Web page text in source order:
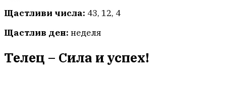
Щастливи числа: 43, 12, 4
Щастлив ден: неделя
Телец – Сила и успех!